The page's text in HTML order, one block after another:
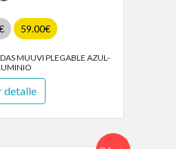
59.00€
MUUVI PLEGABLE AZUL-
detalle